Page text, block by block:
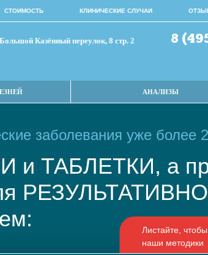
СТОИМОСТЬ КЛИНИЧЕСКИЕ СЛУЧАИ
Казённый переулок, 8 стр. 2 8
АНАЛИЗЫ
заболевания уже более
и ТАБЛЕТКИ, а